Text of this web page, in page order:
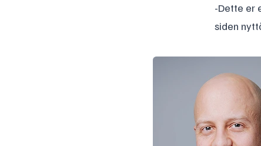
-Dette er
siden